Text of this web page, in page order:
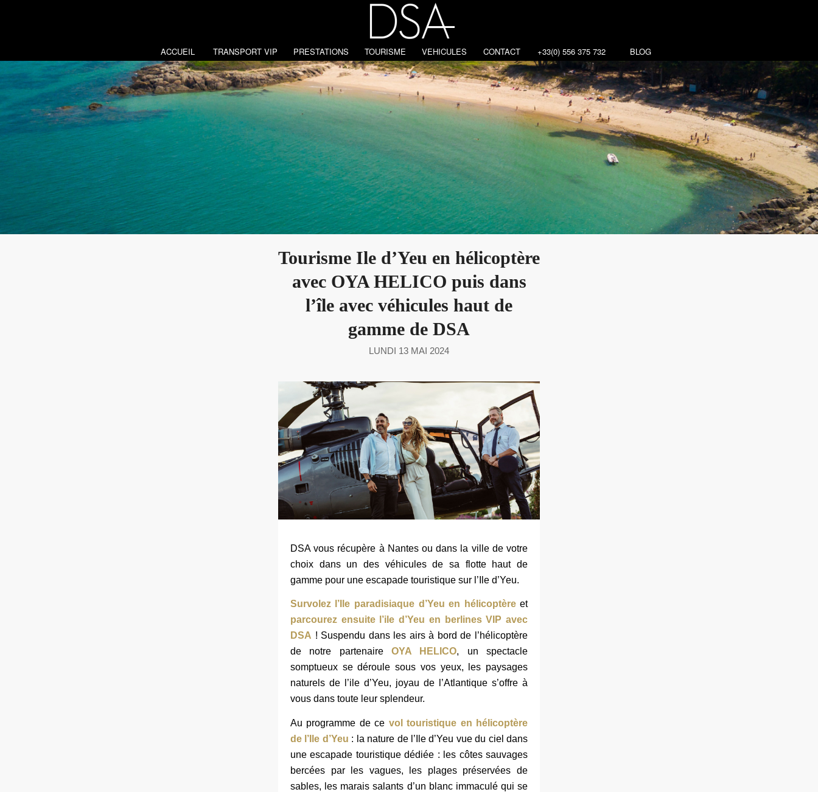
ACCUEIL TRANSPORT VIP PRESTATIONS TOURISME VEHICULES CONTACT +33(0) 556 375 732 BLOG
Tourisme Ile d’Yeu en hélicoptère
avec OYA HELICO puis dans
l’île avec véhicules haut de
gamme de DSA
LUNDI 13 MAI 2024
DSA vous récupère à Nantes ou dans la ville de votre
choix dans un des véhicules de sa flotte haut de
gamme pour une escapade touristique sur l’Ile d’Yeu.
Survolez l’Ile paradisiaque d’Yeu en hélicoptèreet
parcourez ensuite l’ile d’Yeu en berlines VIP avec
DSA ! Suspendu dans les airs à bord de l’hélicoptère
de notre partenaire OYA HELICO, un spectacle
somptueux se déroule sous vos yeux, les paysages
naturels de l’ile d’Yeu, joyau de l’Atlantique s’offre à
vous dans toute leur splendeur.
Au programme de ce vol touristique en hélicoptère
de l’Ile d’Yeu : la nature de l’Ile d’Yeu vue du ciel dans
une escapade touristique dédiée : les côtes sauvages
bercées par les vagues, les plages préservées de
sables, les marais salants d’un blanc immaculé qui se